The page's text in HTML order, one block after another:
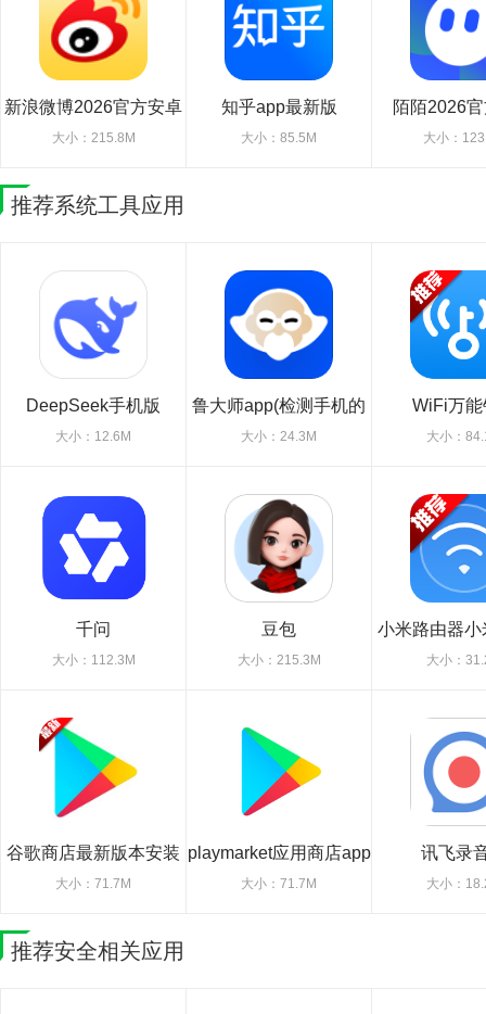
新浪微博2026官方安卓
版
大小：215.8M
知乎app最新版
大小：85.5M
陌陌2026
大小：
推荐系统工具应用
DeepSeek手机版
大小：12.6M
鲁大师app(检测手机的
软件)
大小：24.3M
WiFi万能
大小：
千问
大小：112.3M
豆包
大小：215.3M
小米路由器
机版
大小：
谷歌商店最新版本安装
包2026最新版
大小：71.7M
playmarket应用商店app
大小：71.7M
讯飞录
大小：
推荐安全相关应用